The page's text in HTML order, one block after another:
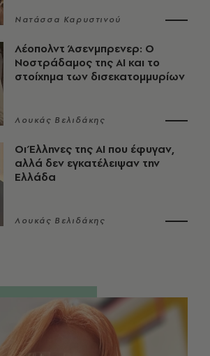
Νατάσσα Καρυστινού
Λέοπολντ Άσενμπρενερ: Ο
Νοστράδαμος της AI και το
στοίχημα των δισεκατομμυρίων
Λουκάς Βελιδάκης
Οι Έλληνες της ΑΙ που έφυγαν,
αλλά δεν εγκατέλειψαν την
Ελλάδα
Λουκάς Βελιδάκης